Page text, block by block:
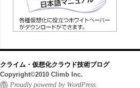
クライム・仮想化クラウド技術ブログ
Copyright©2010 Climb Inc.
Proudly powered by WordPress.